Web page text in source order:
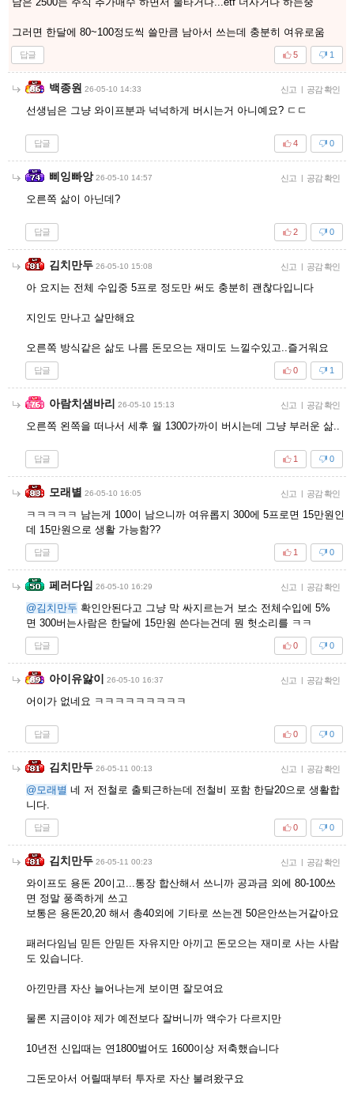
그러면 한달에 80~100정도씩 쓸만큼 남아서 쓰는데 충분히 여유로움
답글 1
5
백종원 26-05-10 14:33 신고 | 공감 확인
선생님은 그냥 와이프분과 넉넉하게 버시는거 아니예요? ㄷㄷ
답글 0
4
삐잉빠앙 26-05-10 14:57 신고 | 공감 확인
오른쪽 삶이 아닌데?
답글 0
2
김치만두 26-05-10 15:08 신고 | 공감 확인
아 요지는 전체 수입중 5프로 정도만 써도 충분히 괜찮다입니다
지인도 만나고 살만해요
오른쪽 방식같은 삶도 나름 돈모으는 재미도 느낄수있고..즐거워요
답글 1
0
아람치샘바리 26-05-10 15:13 신고 | 공감 확인
오른쪽 왼쪽을 떠나서 세후 월 1300가까이 버시는데 그냥 부러운 삶..
답글 0
1
모래별 26-05-10 16:05 신고 | 공감 확인
ㅋㅋㅋㅋㅋ 남는게 100이 남으니까 여유롭지 300에 5프로면 15만원인
데 15만원으로 생활 가능함??
답글 0
1
페러다임 26-05-10 16:29 신고 | 공감 확인
@김치만두 확인안된다고 그냥 막 싸지르는거 보소 전체수입에 5%
면 300버는사람은 한달에 15만원 쓴다는건데 뭔 헛소리를 ㅋㅋ
답글 0
0
아이유앓이 26-05-10 16:37 신고 | 공감 확인
어이가 없네요 ㅋㅋㅋㅋㅋㅋㅋㅋㅋ
답글 0
0
김치만두 26-05-11 00:13 신고 | 공감 확인
@모래별 네 저 전철로 출퇴근하는데 전철비 포함 한달20으로 생활합
니다.
답글 0
0
김치만두 26-05-11 00:23 신고 | 공감 확인
와이프도 용돈 20이고...통장 합산해서 쓰니까 공과금 외에 80-100쓰
면 정말 풍족하게 쓰고
보통은 용돈20,20 해서 총40외에 기타로 쓰는겐 50은안쓰는거같아요
패러다임님 믿든 안믿든 자유지만 아끼고 돈모으는 재미로 사는 사람
도 있습니다.
아낀만큼 자산 늘어나는게 보이면 잘모여요
물론 지금이야 제가 예전보다 잘버니까 액수가 다르지만
10년전 신입때는 연1800벌어도 1600이상 저축했습니다
그돈모아서 어릴때부터 투자로 자산 불려왔구요